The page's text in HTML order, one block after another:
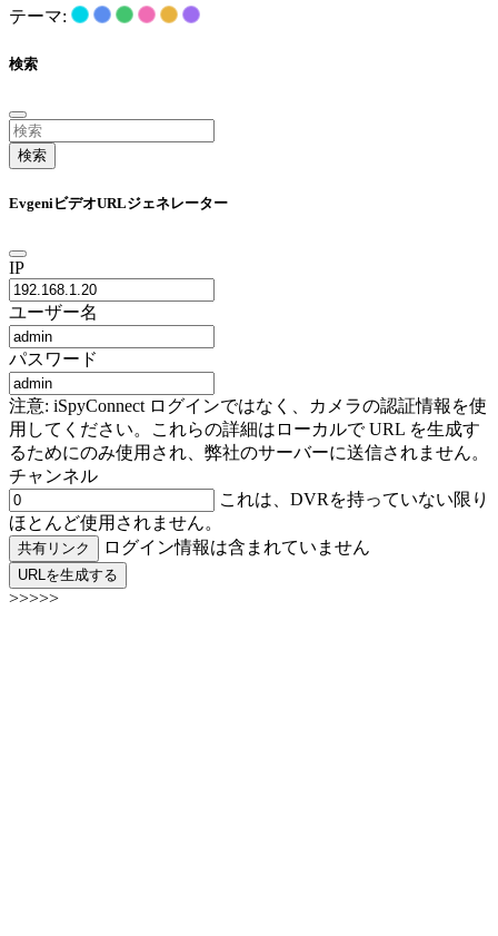
テーマ:
検索
検索
EvgeniビデオURLジェネレーター
IP
ユーザー名
パスワード
注意: iSpyConnect ログインではなく、カメラの認証情報を使
用してください。これらの詳細はローカルで URL を生成す
るためにのみ使用され、弊社のサーバーに送信されません。
チャンネル
これは、DVRを持っていない限り
ほとんど使用されません。
共有リンク ログイン情報は含まれていません
URLを生成する
>>>>>